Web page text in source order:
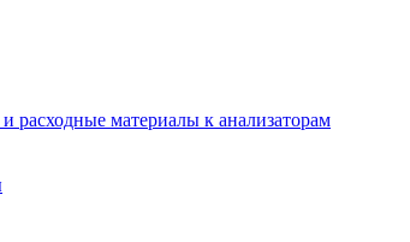
расходные материалы к анализаторам